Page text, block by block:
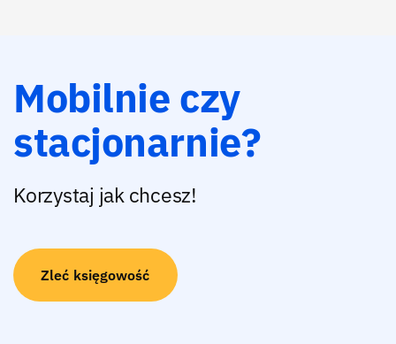
Mobilnie czy
stacjonarnie?
Korzystaj jak chcesz!
Zleć księgowość